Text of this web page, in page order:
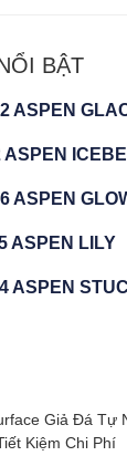
BẬT
ASPEN
ASPEN
ASPEN
ASPEN LILY
ASPEN
Giả Đá Tự
Kiệm Chi Phí